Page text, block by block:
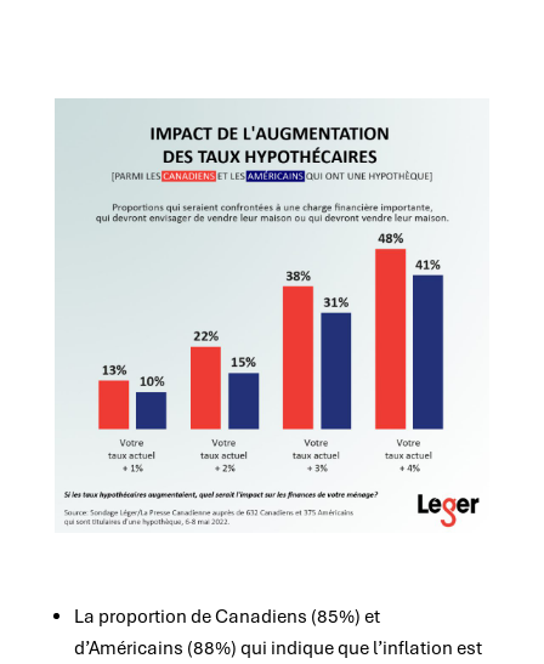
La proportion de Canadiens (85%) et
d’Américains (88%) qui indique que l’inflation est